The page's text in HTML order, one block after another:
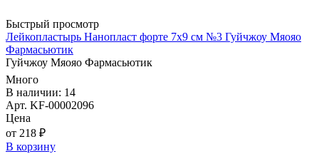
Быстрый просмотр
Лейкопластырь Нанопласт форте 7х9 см №3 Гуйчжоу Мяояо
Фармасьютик
Гуйчжоу Мяояо Фармасьютик
Много
В наличии: 14
Арт. KF-00002096
Цена
от 218 ₽
В корзину